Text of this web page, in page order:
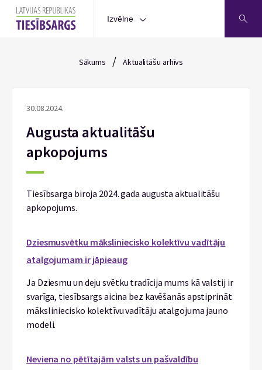
Izvēlne
Sākums / Aktualitāšu arhīvs
30.08.2024.
Augusta aktualitāšu
apkopojums
Tiesībsarga biroja 2024. gada augusta aktualitāšu
apkopojums.
Dziesmusvētku māksliniecisko kolektīvu vadītāju
atalgojumam ir jāpieaug
Ja Dziesmu un deju svētku tradīcija mums kā valstij ir
svarīga, tiesībsargs aicina bez kavēšanās apstiprināt
māksliniecisko kolektīvu vadītāju atalgojuma jauno
modeli.
Neviena no pētītajām valsts un pašvaldību